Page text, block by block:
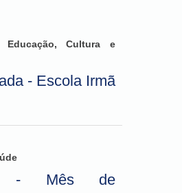
Educação, Cultura e
- Escola Irmã
- Mês de